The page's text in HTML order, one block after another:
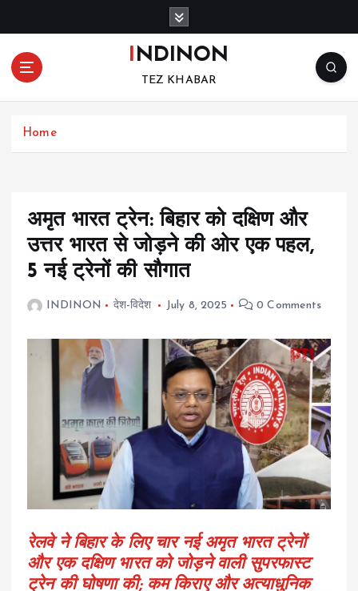
o
INDINON
TEZ KHABAR
Home
अमृत भारत ट्रेन: बिहार को दक्षिण और
उत्तर भारत से जोड़ने की ओर एक पहल,
5 नई ट्रेनों की सौगात
INDINON देश-विदेश July 8, 2025 0 Comments
रेलवे ने बिहार के लिए चार नई अमृत भारत ट्रेनों
और एक दक्षिण भारत को जोड़ने वाली सुपरफास्ट
ट्रेन की घोषणा की; कम किराए और अत्याधुनिक